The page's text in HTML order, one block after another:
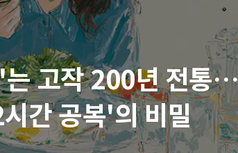
고작 200년 전통…
간 공복'의 비밀